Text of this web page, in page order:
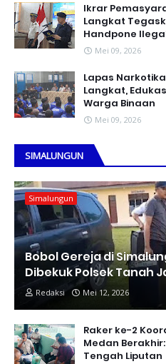
Ikrar
Langkat
Handpone
Mei 09, 2026
Lapas
Langkat,
Warga Binaan
Mei 09, 2026
SIMALUNGUN
Simalungun
Bobol Gereja di
Dibekuk Polsek Tanah
Redaksi Mei 12, 2026
Raker ke-2
Medan
Tengah Liputan